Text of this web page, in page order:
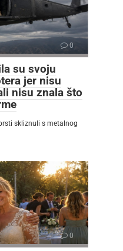
0
su svoju
jer nisu
nisu znala što
skliznuli s metalnog
0